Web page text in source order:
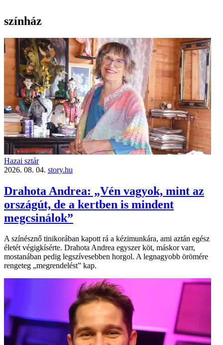
színház
Hazai sztár
2026. 08. 04. story.hu
Drahota Andrea: „Vén vagyok, mint az
országút, de a kertben is mindent
megcsinálok”
A színésznő tinikorában kapott rá a kézimunkára, ami aztán egész
életét végigkísérte. Drahota Andrea egyszer köt, máskor varr,
mostanában pedig legszívesebben horgol. A legnagyobb örömére
rengeteg „megrendelést” kap.